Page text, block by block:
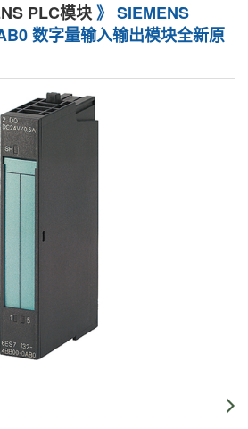
PLC模块》 SIEMENS
数字量输入输出模块全新原